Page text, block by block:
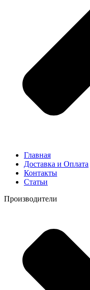
Главная
Доставка и Оплата
Контакты
Статьи
Производители